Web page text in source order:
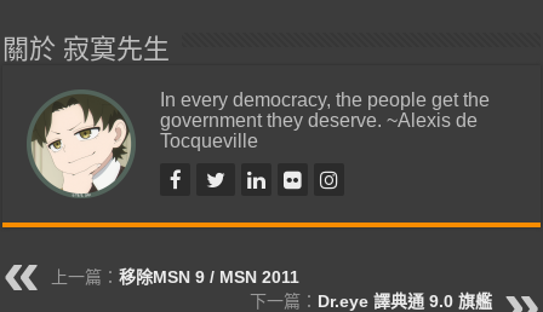
關於 寂寞先生
In every democracy, the people get the
government they deserve. ~Alexis de
Tocqueville
上一篇：移除MSN 9 / MSN 2011
下一篇： Dr.eye 譯典通 9.0 旗艦